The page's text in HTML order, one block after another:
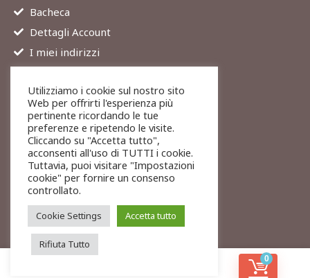
0
Bacheca
Dettagli Account
I miei indirizzi
Chi siamo
Services
Blog
Contatti
Legali
Termini di servizio
Resi e rimborsi
Cookies
Privacy
Utilizziamo i cookie sul nostro sito
Web per offrirti l'esperienza più
pertinente ricordando le tue
preferenze e ripetendo le visite.
Cliccando su "Accetta tutto",
acconsenti all'uso di TUTTI i cookie.
Tuttavia, puoi visitare "Impostazioni
cookie" per fornire un consenso
controllato.
Cookie Settings Accetta tutto
Rifiuta Tutto